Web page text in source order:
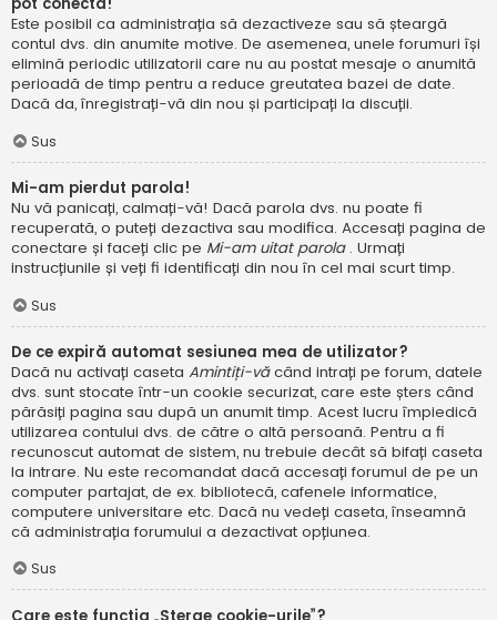
Este posibil ca administrația să dezactiveze sau să șteargă
contul dvs. din anumite motive. De asemenea, unele forumuri își
elimină periodic utilizatorii care nu au postat mesaje o anumită
perioadă de timp pentru a reduce greutatea bazei de date.
Dacă da, înregistrați-vă din nou și participați la discuții.
Sus
Mi-am pierdut parola!
Nu vă panicați, calmați-vă! Dacă parola dvs. nu poate fi
recuperată, o puteți dezactiva sau modifica. Accesați pagina de
conectare și faceți clic pe Mi-am uitat parola . Urmați
instrucțiunile și veți fi identificați din nou în cel mai scurt timp.
Sus
De ce expiră automat sesiunea mea de utilizator?
Dacă nu activați caseta Amintiți-văcând intrați pe forum, datele
dvs. sunt stocate într-un cookie securizat, care este șters când
părăsiți pagina sau după un anumit timp. Acest lucru împiedică
utilizarea contului dvs. de către o altă persoană. Pentru a fi
recunoscut automat de sistem, nu trebuie decât să bifați caseta
la intrare. Nu este recomandat dacă accesați forumul de pe un
computer partajat, de ex. bibliotecă, cafenele informatice,
computere universitare etc. Dacă nu vedeți caseta, înseamnă
că administrația forumului a dezactivat opțiunea.
Sus
Care este funcția „Șterge cookie-urile”?